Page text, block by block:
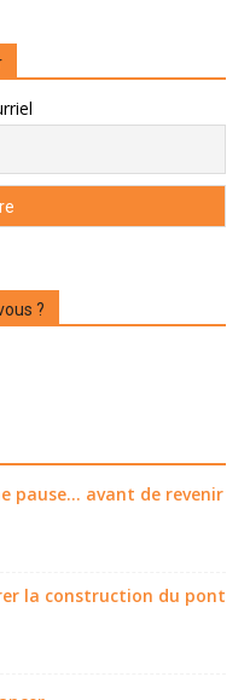
?
pause... avant de revenir
la construction du pont